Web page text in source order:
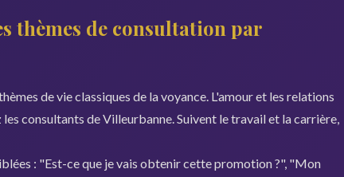
thèmes de consultation par
de vie classiques de la voyance. L'amour et les relations
consultants de Villeurbanne. Suivent le travail et la carrière,
: "Est-ce que je vais obtenir cette promotion ?", "Mon